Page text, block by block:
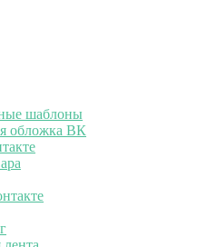
шаблоны
обложка ВК